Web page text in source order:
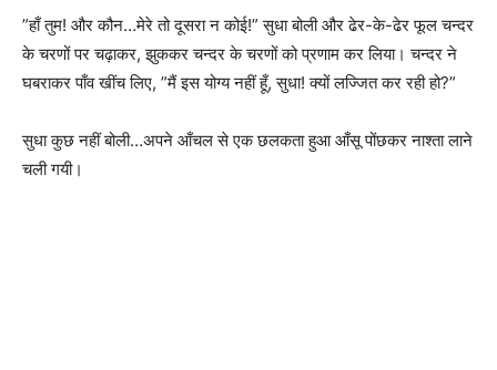
”हाँ तुम! और कौन…मेरे तो दूसरा न कोई!” सुधा बोली और ढेर-के-ढेर फूल चन्दर
के चरणों पर चढ़ाकर, झुककर चन्दर के चरणों को प्रणाम कर लिया। चन्दर ने
घबराकर पाँव खींच लिए, ”मैं इस योग्य नहीं हूँ, सुधा! क्यों लज्जित कर रही हो?”
सुधा कुछ नहीं बोली…अपने आँचल से एक छलकता हुआ आँसू पोंछकर नाश्ता लाने
चली गयी।